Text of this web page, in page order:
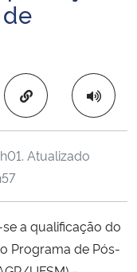
Copiar para área
. Atualizado
a qualificação do
Programa de Pós-